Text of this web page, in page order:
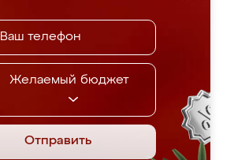
Желаемый бюджет
Отправить